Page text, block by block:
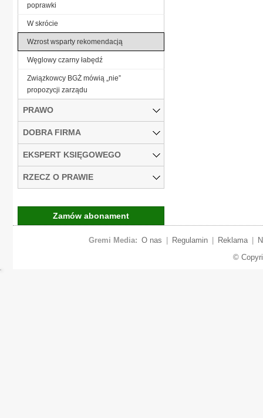
poprawki
W skrócie
Wzrost wsparty rekomendacją
Węglowy czarny łabędź
Związkowcy BGŻ mówią „nie”
propozycji zarządu
PRAWO
DOBRA FIRMA
EKSPERT KSIĘGOWEGO
RZECZ O PRAWIE
Zamów abonament
Gremi Media: O nas Regulamin Reklama
©